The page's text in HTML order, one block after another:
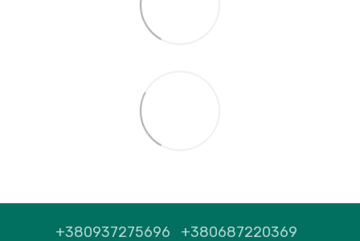
+380937275696 +380687220369